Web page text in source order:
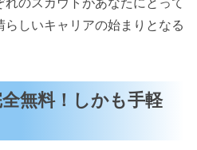
しいキャリアの始まりとなる
無料！しかも手軽